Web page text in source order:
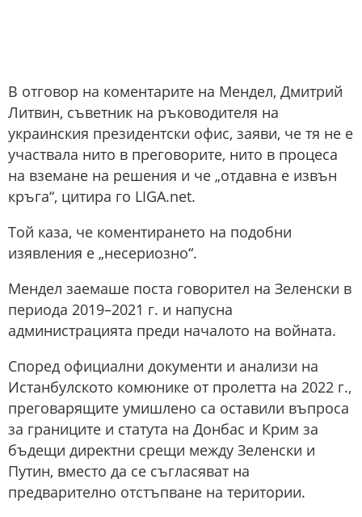
В отговор на коментарите на Мендел, Дмитрий
Литвин, съветник на ръководителя на
украинския президентски офис, заяви, че тя не е
участвала нито в преговорите, нито в процеса
на вземане на решения и че „отдавна е извън
кръга“, цитира го LIGA.net.
Той каза, че коментирането на подобни
изявления е „несериозно“.
Мендел заемаше поста говорител на Зеленски в
периода 2019–2021 г. и напусна
администрацията преди началото на войната.
Според официални документи и анализи на
Истанбулското комюнике от пролетта на 2022 г.,
преговарящите умишлено са оставили въпроса
за границите и статута на Донбас и Крим за
бъдещи директни срещи между Зеленски и
Путин, вместо да се съгласяват на
предварително отстъпване на територии.